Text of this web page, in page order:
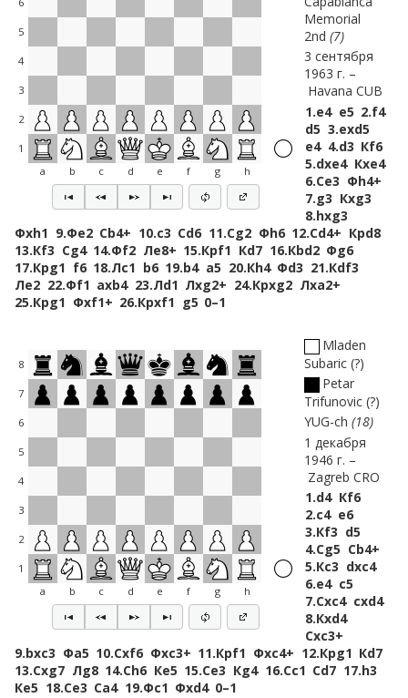
5
4
3
2
1
a
b c d e f g h
Memorial
2nd 7
3 сентября
1963 г.
Havana CUB
1.e4 e5 2.f4
d5 3.exd5
e4 4.d3 Кf6
5.dxe4 Кxe4
6.Сe3 Фh4+
7.g3 Кxg3
8.hxg3
Фxh1 9.Фe2 Сb4+ 10.c3 Сd6 11.Сg2 Фh6 12.Сd4+ Крd8
13.Кf3 Сg4 14.Фf2 Лe8+ 15.Крf1 Кd7 16.Кbd2 Фg6
17.Крg1 f6 18.Лc1 b6 19.b4 a5 20.Кh4 Фd3 21.Кdf3
Лe2 22.Фf1 axb4 23.Лd1 Лxg2+ 24.Крxg2 Лxa2+
25.Крg1 Фxf1+ 26.Крxf1 g5 0–1
8
7
6
5
4
3
2
1
a
b c d e f g h
Mladen
Subaric ?
Petar
Trifunovic ?
YUG-ch 18
1 декабря
1946 г.
Zagreb CRO
1.d4 Кf6
2.c4 e6
3.Кf3 d5
4.Сg5 Сb4+
5.Кc3 dxc4
6.e4 c5
7.Сxc4 cxd4
8.Кxd4
Сxc3+
9.bxc3 Фa5 10.Сxf6 Фxc3+ 11.Крf1 Фxc4+ 12.Крg1 Кd7
13.Сxg7 Лg8 14.Сh6 Кe5 15.Сe3 Кg4 16.Сc1 Сd7 17.h3
Кe5 18.Сe3 Сa4 19.Фc1 Фxd4 0–1